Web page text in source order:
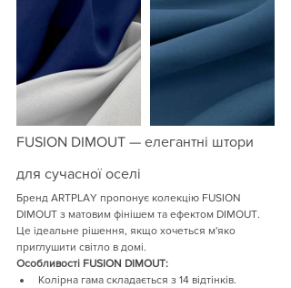
FUSION DIMOUT — елегантні штори
для сучасної оселі
Бренд ARTPLAY пропонує колекцію FUSION
DIMOUT з матовим фінішем та ефектом DIMOUT.
Це ідеальне рішення, якщо хочеться м'яко
приглушити світло в домі.
Особливості FUSION DIMOUT:
Колірна гама складається з 14 відтінків.